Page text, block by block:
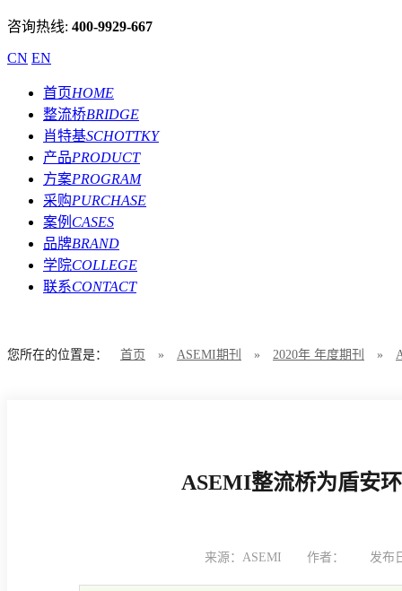
咨询热线: 400-9929-667
CN EN
首页HOME
整流桥BRIDGE
肖特基SCHOTTKY
产品PRODUCT
方案PROGRAM
采购PURCHASE
案例 CASES
品牌BRAND
学院COLLEGE
联系CONTACT
您所在的位置是： 首页 » ASEMI期刊 » 2020年 年度期刊 »
ASEMI整流桥为盾安
来源：ASEMI 作者： 发布